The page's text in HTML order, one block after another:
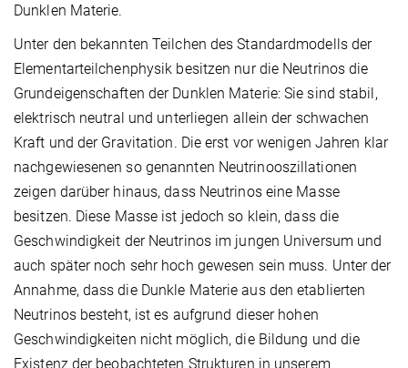
Dunklen Materie.
Unter den bekannten Teilchen des Standardmodells der
Elementarteilchenphysik besitzen nur die Neutrinos die
Grundeigenschaften der Dunklen Materie: Sie sind stabil,
elektrisch neutral und unterliegen allein der schwachen
Kraft und der Gravitation. Die erst vor wenigen Jahren klar
nachgewiesenen so genannten Neutrinooszillationen
zeigen darüber hinaus, dass Neutrinos eine Masse
besitzen. Diese Masse ist jedoch so klein, dass die
Geschwindigkeit der Neutrinos im jungen Universum und
auch später noch sehr hoch gewesen sein muss. Unter der
Annahme, dass die Dunkle Materie aus den etablierten
Neutrinos besteht, ist es aufgrund dieser hohen
Geschwindigkeiten nicht möglich, die Bildung und die
Existenz der beobachteten Strukturen in unserem